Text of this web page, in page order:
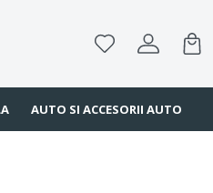
AUTO SI ACCESORII AUTO